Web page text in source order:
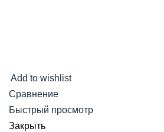
Add to wishlist
Сравнение
Быстрый просмотр
Закрыть